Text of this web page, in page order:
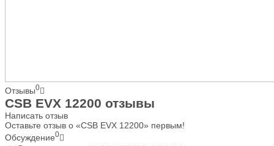
Отзывы0
CSB EVX 12200 отзывы
Написать отзыв
Оставьте отзыв о «CSB EVX 12200» первым!
Обсуждение0